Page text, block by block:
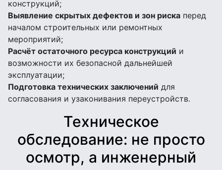
конструкций;
Выявление скрытых дефектов и зон риска перед
началом строительных или ремонтных
мероприятий;
Расчёт остаточного ресурса конструкций и
возможности их безопасной дальнейшей
эксплуатации;
Подготовка технических заключений для
согласования и узаконивания переустройств.
Техническое
обследование: не просто
осмотр, а инженерный